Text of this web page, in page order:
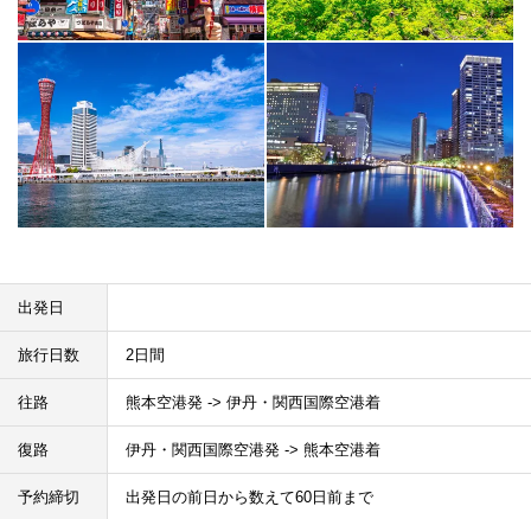
出発日
旅行日数 2日間
往路 熊本空港発 -> 伊丹・関西国際空港着
復路 伊丹・関西国際空港発 -> 熊本空港着
予約締切 出発日の前日から数えて60日前まで